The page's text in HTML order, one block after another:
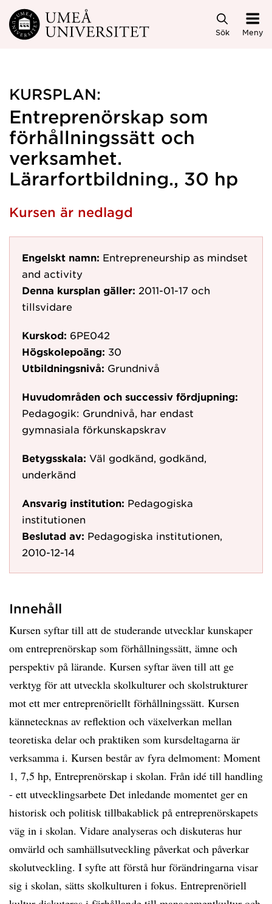
Hoppa direkt till innehållet
Sök Meny
KURSPLAN:
Entreprenörskap som
förhållningssätt och
verksamhet.
Lärarfortbildning., 30 hp
Kursen är nedlagd
Engelskt namn: Entrepreneurship as mindset
and activity
Denna kursplan gäller: 2011-01-17 och
tillsvidare
Kurskod: 6PE042
Högskolepoäng: 30
Utbildningsnivå: Grundnivå
Huvudområden och successiv fördjupning:
Pedagogik: Grundnivå, har endast
gymnasiala förkunskapskrav
Betygsskala: Väl godkänd, godkänd,
underkänd
Ansvarig institution: Pedagogiska
institutionen
Beslutad av: Pedagogiska institutionen,
2010-12-14
Innehåll
Kursen syftar till att de studerande utvecklar kunskaper
om entreprenörskap som förhållningssätt, ämne och
perspektiv på lärande. Kursen syftar även till att ge
verktyg för att utveckla skolkulturer och skolstrukturer
mot ett mer entreprenöriellt förhållningssätt. Kursen
kännetecknas av reflektion och växelverkan mellan
teoretiska delar och praktiken som kursdeltagarna är
verksamma i. Kursen består av fyra delmoment: Moment
1, 7,5 hp, Entreprenörskap i skolan. Från idé till handling
- ett utvecklingsarbete Det inledande momentet ger en
historisk och politisk tillbakablick på entreprenörskapets
väg in i skolan. Vidare analyseras och diskuteras hur
omvärld och samhällsutveckling påverkat och påverkar
skolutveckling. I syfte att förstå hur förändringarna visar
sig i skolan, sätts skolkulturen i fokus. Entreprenöriell